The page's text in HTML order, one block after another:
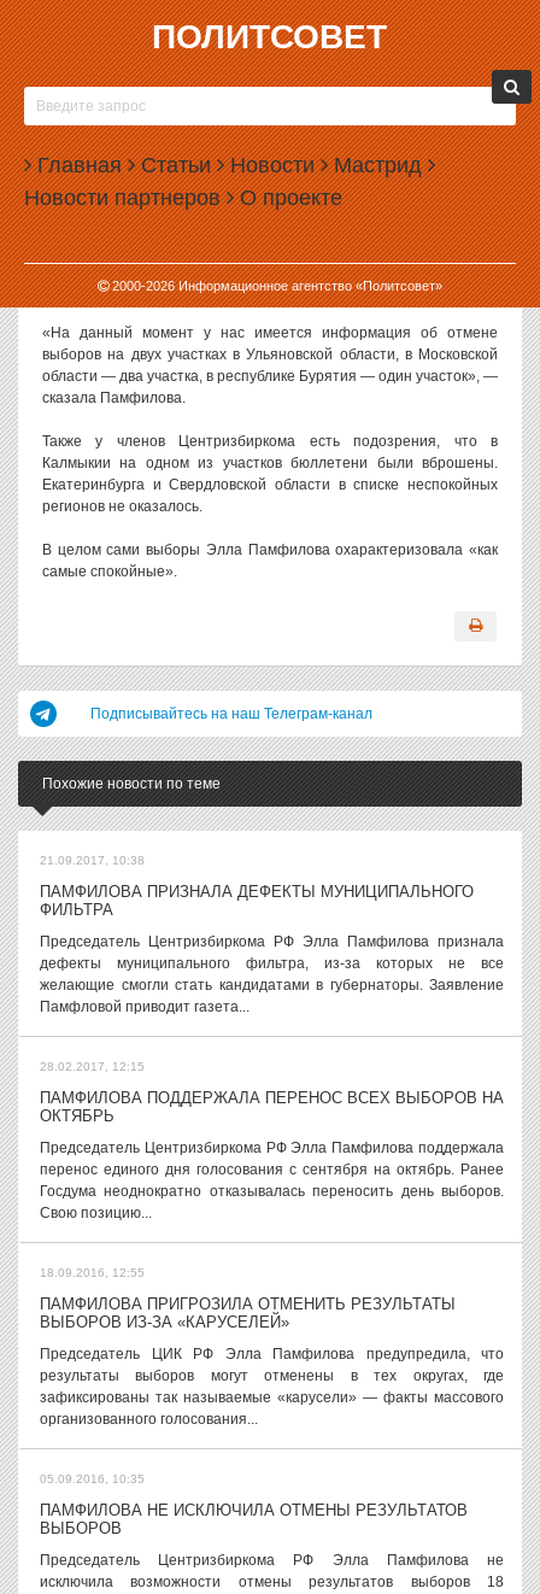
ПОЛИТСОВЕТ
Главная Статьи Новости Мастрид
Новости партнеров О проекте
2000-2026Информационное агентство «Политсовет»
10.09.2018, 15:33
ПАМФИЛОВА НАСЧИТАЛА 35 ТЫСЯЧ
СООБЩЕНИЙ О НАРУШЕНИЯХ НА ВЫБОРАХ
В единый день голосования Центризбирком России принял 35
тысяч сообщений о нарушениях в ходе выборов.
Как пишет газета «Коммерсантъ», предварительные итоги
подвела председатель ЦИК Элла Памфилова. По ее словам, в
ряде регионов после проверки были отменены выборы.
«На данный момент у нас имеется информация об отмене
выборов на двух участках в Ульяновской области, в Московской
области — два участка, в республике Бурятия — один участок», —
сказала Памфилова.
Также у членов Центризбиркома есть подозрения, что в
Калмыкии на одном из участков бюллетени были вброшены.
Екатеринбурга и Свердловской области в списке неспокойных
регионов не оказалось.
В целом сами выборы Элла Памфилова охарактеризовала «как
самые спокойные».
Подписывайтесь на наш Телеграм-канал
Похожие новости по теме
21.09.2017, 10:38
ПАМФИЛОВА ПРИЗНАЛА ДЕФЕКТЫ МУНИЦИПАЛЬНОГО
ФИЛЬТРА
Председатель Центризбиркома РФ Элла Памфилова признала
дефекты муниципального фильтра, из-за которых не все
желающие смогли стать кандидатами в губернаторы. Заявление
Памфловой приводит газета...
28.02.2017, 12:15
ПАМФИЛОВА ПОДДЕРЖАЛА ПЕРЕНОС ВСЕХ ВЫБОРОВ НА
ОКТЯБРЬ
Председатель Центризбиркома РФ Элла Памфилова поддержала
перенос единого дня голосования с сентября на октябрь. Ранее
Госдума неоднократно отказывалась переносить день выборов.
Свою позицию...
18.09.2016, 12:55
ПАМФИЛОВА ПРИГРОЗИЛА ОТМЕНИТЬ РЕЗУЛЬТАТЫ
ВЫБОРОВ ИЗ-ЗА «КАРУСЕЛЕЙ»
Председатель ЦИК РФ Элла Памфилова предупредила, что
результаты выборов могут отменены в тех округах, где
зафиксированы так называемые «карусели» — факты массового
организованного голосования...
05.09.2016, 10:35
ПАМФИЛОВА НЕ ИСКЛЮЧИЛА ОТМЕНЫ РЕЗУЛЬТАТОВ
ВЫБОРОВ
Председатель Центризбиркома РФ Элла Памфилова не
исключила возможности отмены результатов выборов 18